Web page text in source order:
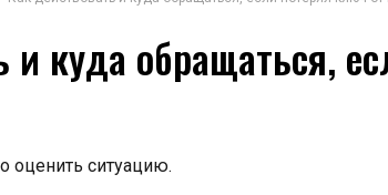
и куда обращаться,
оценить ситуацию.